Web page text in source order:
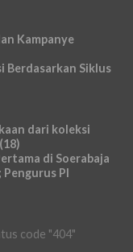
Kampanye
Berdasarkan Siklus
dari koleksi
di Soerabaja
PI
code "404"